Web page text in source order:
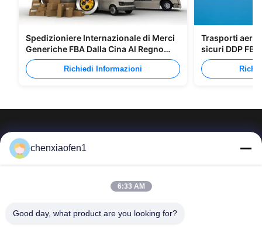
Spedizioniere Internazionale di Merci
Generiche FBA Dalla Cina Al Regno
Unito Italia Portogallo
Richiedi Informazioni
Trasporti
sicuri DDP
l'Europa
Servizi di gestione Co., srl di impresa della via della
chenxiaofen1
6:33 AM
Good day, what product are you looking for?